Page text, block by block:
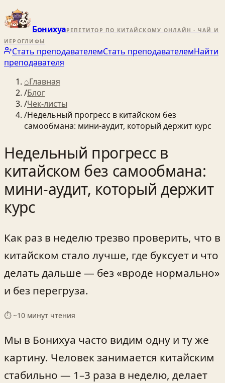
БонихуаРЕПЕТИТОР ПО КИТАЙСКОМУ ОНЛАЙН · ЧАЙ И
ИЕРОГЛИФЫ
Стать преподавателемСтать преподавателемНайти
преподавателя
⌂Главная
/Блог
/Чек-листы
/Недельный прогресс в китайском без
самообмана: мини‑аудит, который держит курс
Недельный прогресс в
китайском без самообмана:
мини‑аудит, который держит
курс
Как раз в неделю трезво проверить, что в
китайском стало лучше, где буксует и что
делать дальше — без «вроде нормально»
и без перегруза.
⏱ ~10 минут чтения
Мы в Бонихуа часто видим одну и ту же
картину. Человек занимается китайским
стабильно — 1–3 раза в неделю, делает